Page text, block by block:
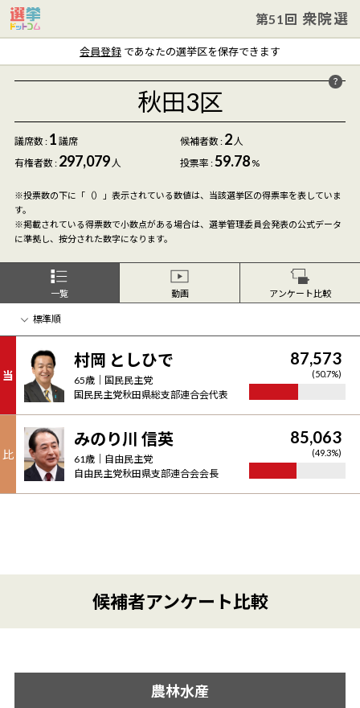
第51回 衆院選
会員登録 であなたの選挙区を保存できます
秋田3区
議席数 : 1 議席 候補者数: 2人
有権者数 : 297,079人 投票率 :59.78 %
※投票数の下に「（）」表示されている数値は、当該選挙区の得票率を表していま
す。
※掲載されている得票数で小数点がある場合は、選挙管理委員会発表の公式データ
に準拠し、按分された数字になります。
一覧 動画 アンケート比較
当
村岡 としひで
65歳｜
国民民主党
国民民主党秋田県総支部連合会代表
87,573
(50.7%)
比
みのり川 信英
61歳｜ 自由民主党
自由民主党秋田県支部連合会会長
85,063
(49.3%)
候補者アンケート比較
農林水産